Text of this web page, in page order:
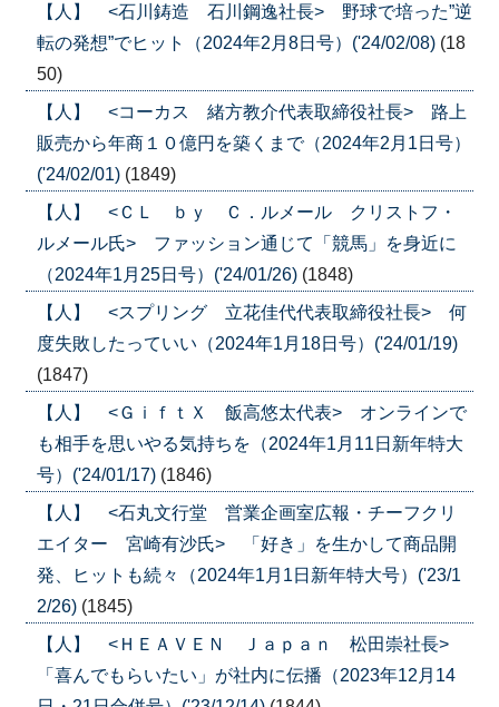
【人】 <石川鋳造 石川鋼逸社長> 野球で培った”逆
転の発想”でヒット（2024年2月8日号）('24/02/08) (18
50)
【人】 <コーカス 緒方教介代表取締役社長> 路上
販売から年商１０億円を築くまで（2024年2月1日号）
('24/02/01) (1849)
【人】 <ＣＬ ｂｙ Ｃ．ルメール クリストフ・
ルメール氏> ファッション通じて「競馬」を身近に
（2024年1月25日号）('24/01/26) (1848)
【人】 <スプリング 立花佳代代表取締役社長> 何
度失敗したっていい（2024年1月18日号）('24/01/19)
(1847)
【人】 <ＧｉｆｔＸ 飯高悠太代表> オンラインで
も相手を思いやる気持ちを（2024年1月11日新年特大
号）('24/01/17) (1846)
【人】 <石丸文行堂 営業企画室広報・チーフクリ
エイター 宮崎有沙氏> 「好き」を生かして商品開
発、ヒットも続々（2024年1月1日新年特大号）('23/1
2/26) (1845)
【人】 <ＨＥＡＶＥＮ Ｊａｐａｎ 松田崇社長>
「喜んでもらいたい」が社内に伝播（2023年12月14